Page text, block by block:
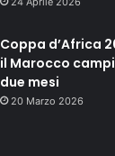
Coppa d’Africa
il Marocco
due mesi
20 Marzo 2026